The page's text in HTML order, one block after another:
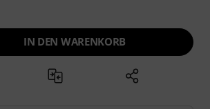
IN DEN WARENKORB